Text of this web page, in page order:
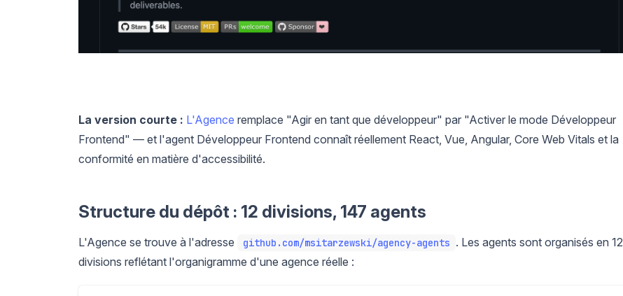
La version courte : L'Agence remplace "Agir en tant que développeur" par "Activer le mode Développeur
Frontend" — et l'agent Développeur Frontend connaît réellement React, Vue, Angular, Core Web Vitals et la
conformité en matière d'accessibilité.
Structure du dépôt : 12 divisions, 147 agents
L'Agence se trouve à l'adresse github.com/msitarzewski/agency-agents . Les agents sont organisés en 12
divisions reflétant l'organigramme d'une agence réelle :